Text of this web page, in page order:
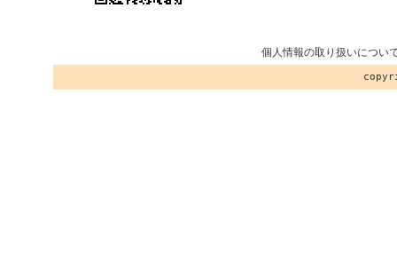
個人情報の取り扱いについ